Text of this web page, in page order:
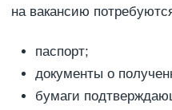
на вакансию
паспорт;
документы о
бумаги